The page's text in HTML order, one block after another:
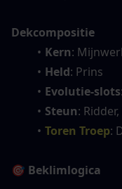
Dekcompositie
Kern:
Held: Prins
Evolutie-slots
Steun:
Toren Troep:
🎯 Beklimlogica